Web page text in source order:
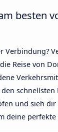
besten
Verbindung?
Reise von
schnellsten
und sieh
deine perfekte